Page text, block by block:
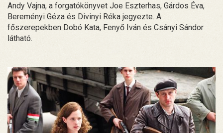
Andy Vajna, a forgatókönyvet Joe Eszterhas, Gárdos Éva,
Bereményi Géza és Divinyi Réka jegyezte. A
főszerepekben Dobó Kata, Fenyő Iván és Csányi Sándor
látható.